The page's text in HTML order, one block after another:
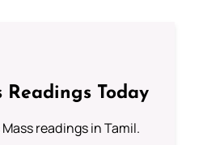
Readings Today
readings in Tamil.